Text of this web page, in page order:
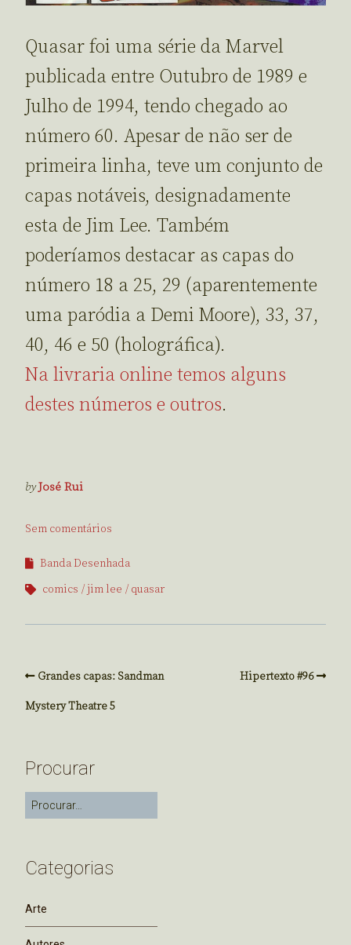
Quasar foi uma série da Marvel
publicada entre Outubro de 1989 e
Julho de 1994, tendo chegado ao
número 60. Apesar de não ser de
primeira linha, teve um conjunto de
capas notáveis, designadamente
esta de Jim Lee. Também
poderíamos destacar as capas do
número 18 a 25, 29 (aparentemente
uma paródia a Demi Moore), 33, 37,
40, 46 e 50 (holográfica).
Na livraria online temos alguns
destes números e outros.
byJosé Rui
Sem comentários
Banda Desenhada
comics
jim lee quasar
Grandes capas: Sandman
Mystery Theatre 5
Hipertexto #96
Procurar
Categorias
Arte